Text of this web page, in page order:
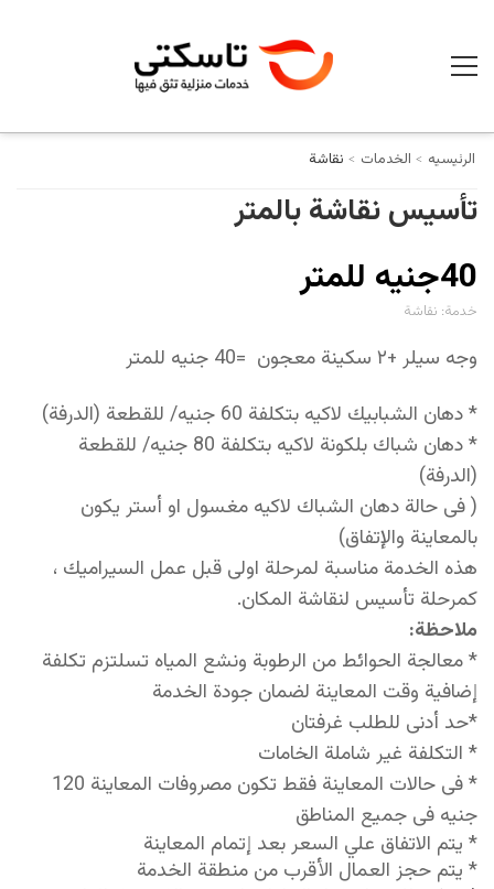
الرئيسيه الخدمات نقاشة
تأسيس نقاشة بالمتر
40جنيه للمتر
خدمة: نقاشة
وجه سيلر +٢ سكينة معجون =40 جنيه للمتر
* دهان الشبابيك لاكيه بتكلفة 60 جنيه/ للقطعة (الدرفة)
* دهان شباك بلكونة لاكيه بتكلفة 80 جنيه/ للقطعة
(الدرفة)
( فى حالة دهان الشباك لاكيه مغسول او أستر يكون
بالمعاينة والإتفاق)
هذه الخدمة مناسبة لمرحلة اولى قبل عمل السيراميك ،
كمرحلة تأسيس لنقاشة المكان.
ملاحظة:
* معالجة الحوائط من الرطوبة ونشع المياه تسلتزم تكلفة
إضافية وقت المعاينة لضمان جودة الخدمة
*حد أدنى للطلب غرفتان
* التكلفة غير شاملة الخامات
* فى حالات المعاينة فقط تكون مصروفات المعاينة 120
جنيه فى جميع المناطق
* يتم الاتفاق علي السعر بعد إتمام المعاينة
* يتم حجز العمال الأقرب من منطقة الخدمة